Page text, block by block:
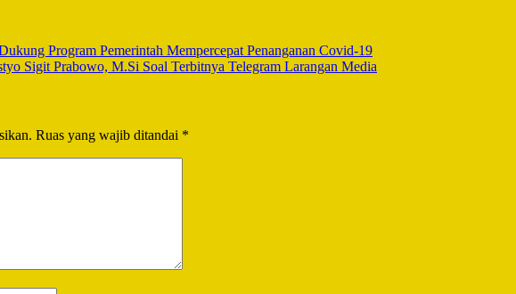
Program Pemerintah Mempercepat Penanganan Covid-19
Sigit Prabowo, M.Si Soal Terbitnya Telegram Larangan Media
Ruas yang wajib ditandai *